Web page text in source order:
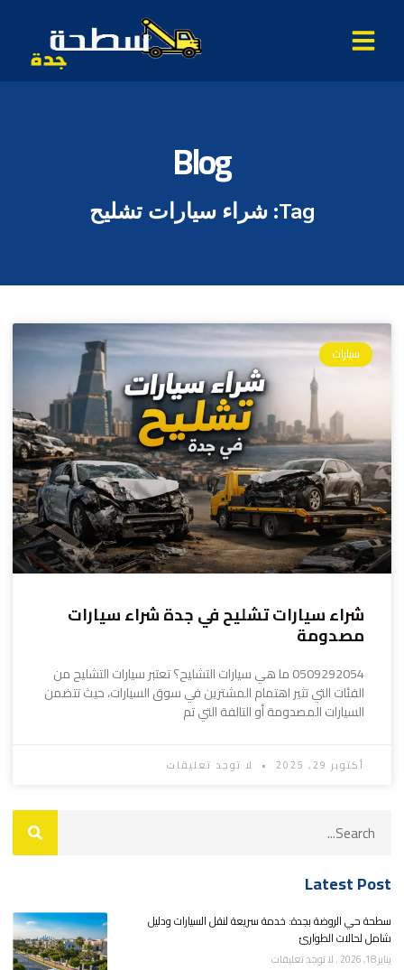
Blog
Tag: شراء سيارات تشليح
سيارات
شراء سيارات تشليح في جدة شراء سيارات
مصدومة
0509292054 ما هي سيارات التشليح؟ تعتبر سيارات التشليح من
الفئات التي تثير اهتمام المشترين في سوق السيارات، حيث تتضمن
السيارات المصدومة أو التالفة التي تم
أكتوبر 29, 2025 لا توجد تعليقات
Latest Post
سطحة حي الروضة بجدة: خدمة سريعة لنقل السيارات ودليل
شامل لحالات الطوارئ
يناير 18, 2026 لا توجد تعليقات